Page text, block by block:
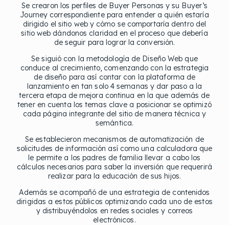
Se crearon los perfiles de Buyer Personas y su Buyer’s
Journey correspondiente para entender a quién estaría
dirigido el sitio web y cómo se comportaría dentro del
sitio web dándonos claridad en el proceso que debería
de seguir para lograr la conversión.
Se siguió con la metodología de Diseño Web que
conduce al crecimiento, comenzando con la estrategia
de diseño para así contar con la plataforma de
lanzamiento en tan solo 4 semanas y dar paso a la
tercera etapa de mejora continua en la que además de
tener en cuenta los temas clave a posicionar se optimizó
cada página integrante del sitio de manera técnica y
semántica.
Se establecieron mecanismos de automatización de
solicitudes de información así como una calculadora que
le permite a los padres de familia llevar a cabo los
cálculos necesarios para saber la inversión que requerirá
realizar para la educación de sus hijos.
Además se acompañó de una estrategia de contenidos
dirigidas a estos públicos optimizando cada uno de estos
y distribuyéndolos en redes sociales y correos
electrónicos.